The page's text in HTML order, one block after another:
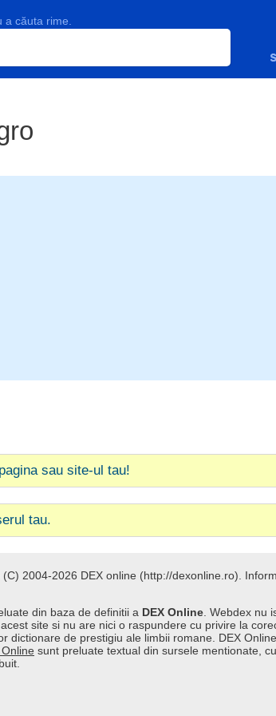
căuta rime.
sau site-ul tau!
tau.
2004-2026 DEX online (http://dexonline.ro).
din baza de definitii a DEX Online . Webdex nu
site si nu are nici o raspundere cu privire la
dictionare de prestigiu ale limbii romane. DEX
sunt preluate textual din sursele mentionate,